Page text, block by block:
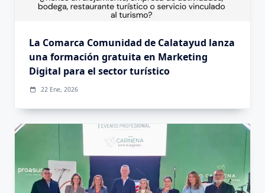
La Comarca Comunidad de Calatayud lanza
una formación gratuita en Marketing
Digital para el sector turístico
22 Ene, 2026